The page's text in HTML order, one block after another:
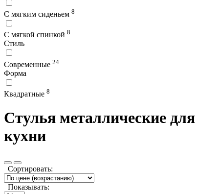
С мягким сиденьем 8
С мягкой спинкой 8
Стиль
Современные 24
Форма
Квадратные 8
Стулья металлические для
кухни
Сортировать:
Показывать: